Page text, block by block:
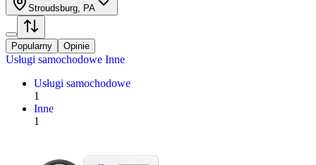
Stroudsburg, PA
Popularny Opinie
Usługi samochodowe Inne
Usługi samochodowe
1
Inne
1